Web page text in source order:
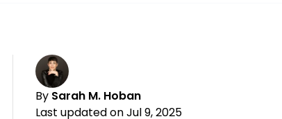
By Sarah M. Hoban
Last updated on Jul 9, 2025